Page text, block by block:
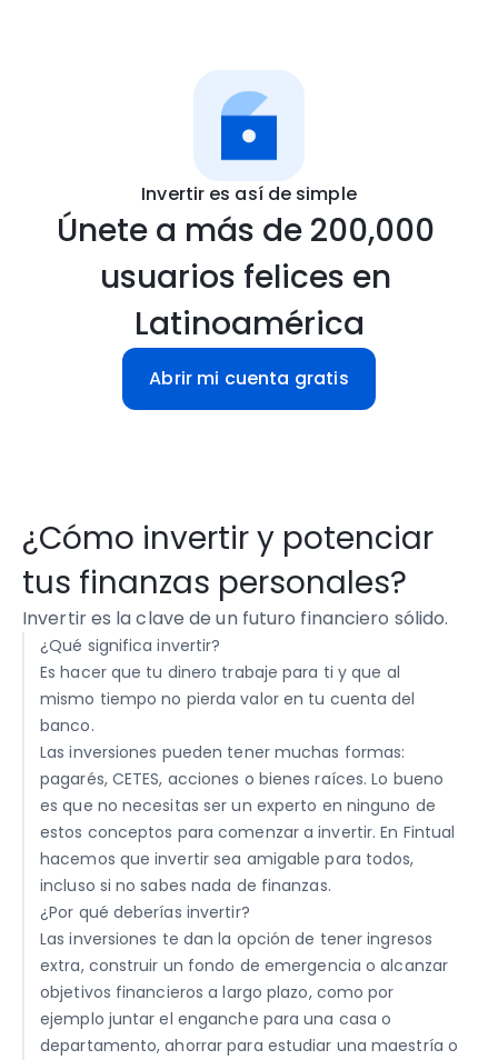
Invertir es así de simple
Únete a más de 200,000
usuarios felices en
Latinoamérica
Abrir mi cuenta gratis
¿Cómo invertir y potenciar
tus finanzas personales?
Invertir es la clave de un futuro financiero sólido.
¿Qué significa invertir?
Es hacer que tu dinero trabaje para ti y que al
mismo tiempo no pierda valor en tu cuenta del
banco.
Las inversiones pueden tener muchas formas:
pagarés, CETES, acciones o bienes raíces. Lo bueno
es que no necesitas ser un experto en ninguno de
estos conceptos para comenzar a invertir. En Fintual
hacemos que invertir sea amigable para todos,
incluso si no sabes nada de finanzas.
¿Por qué deberías invertir?
Las inversiones te dan la opción de tener ingresos
extra, construir un fondo de emergencia o alcanzar
objetivos financieros a largo plazo, como por
ejemplo juntar el enganche para una casa o
departamento, ahorrar para estudiar una maestría o